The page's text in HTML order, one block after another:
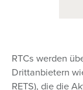
RTCs werden
Drittanbietern
RETS), die die